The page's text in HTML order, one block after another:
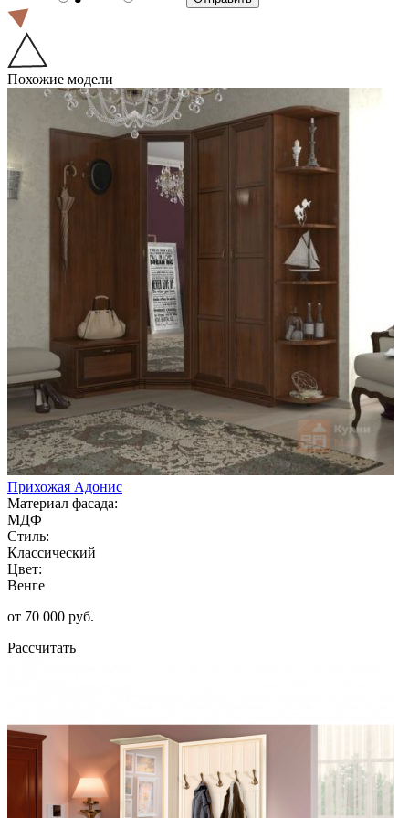
Похожие модели
Прихожая Адонис
Материал фасада:
МДФ
Стиль:
Классический
Цвет:
Венге
от 70 000 руб.
Рассчитать